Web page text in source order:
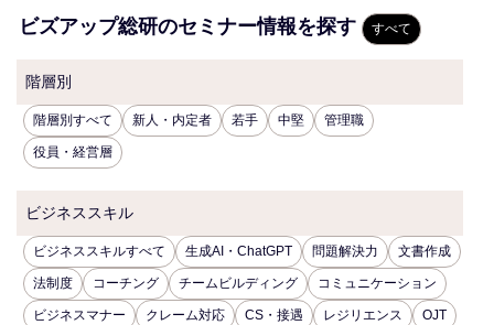
ビズアップ総研のセミナー情報を探す すべて
階層別
階層別すべて 新人・内定者 若手 中堅 管理職
役員・経営層
ビジネススキル
ビジネススキルすべて 生成AI・ChatGPT 問題解決力 文書作成
法制度 コーチング チームビルディング コミュニケーション
ビジネスマナー クレーム対応 CS・接遇 レジリエンス OJT